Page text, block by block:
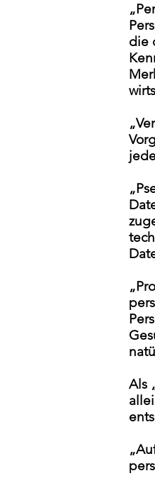
die
Als